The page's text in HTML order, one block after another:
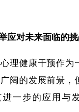
对未来面临的挑
健康干预作为
阔的发展前景，
进一步的应用与